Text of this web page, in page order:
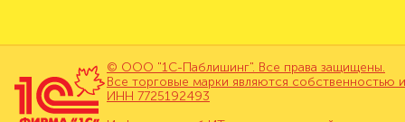
© ООО "1С-Паблишинг". Все права защищены.
Все торговые марки являются собственностью
ИНН 7725192493